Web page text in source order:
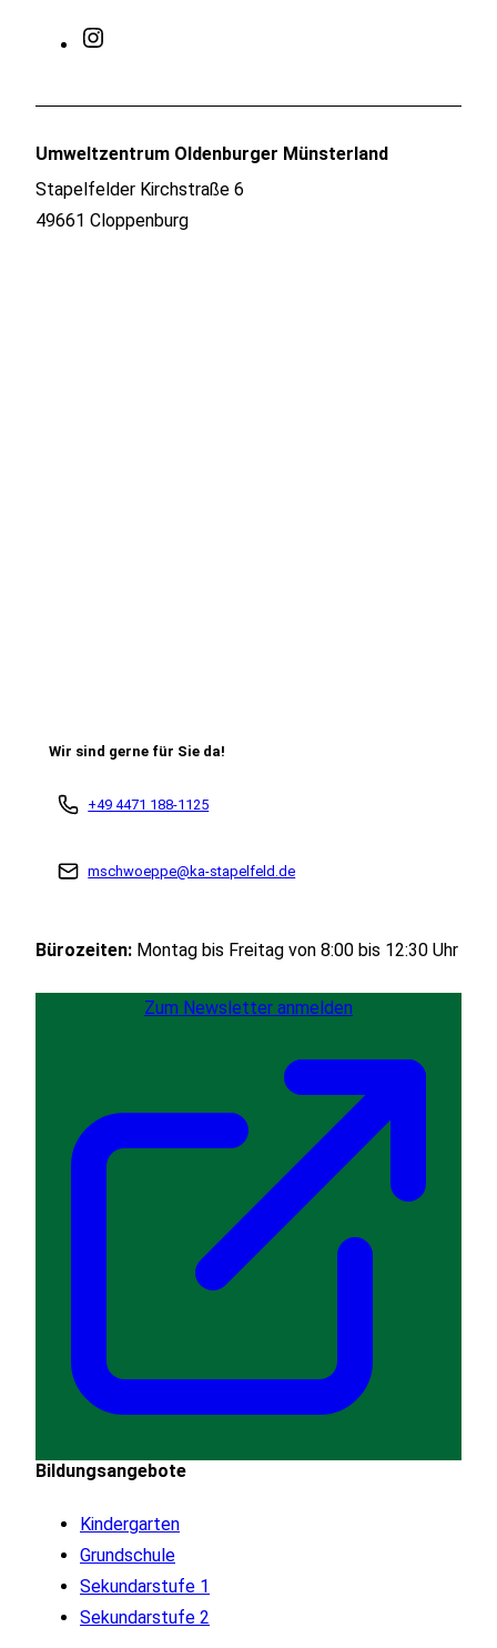
Umweltzentrum Oldenburger Münsterland
Stapelfelder Kirchstraße 6
49661 Cloppenburg
Wir sind gerne für Sie da!
+49 4471 188-1125
mschwoeppe@ka-stapelfeld.de
Bürozeiten: Montag bis Freitag von 8:00 bis 12:30 Uhr
Zum Newsletter anmelden
Bildungsangebote
Kindergarten
Grundschule
Sekundarstufe 1
Sekundarstufe 2